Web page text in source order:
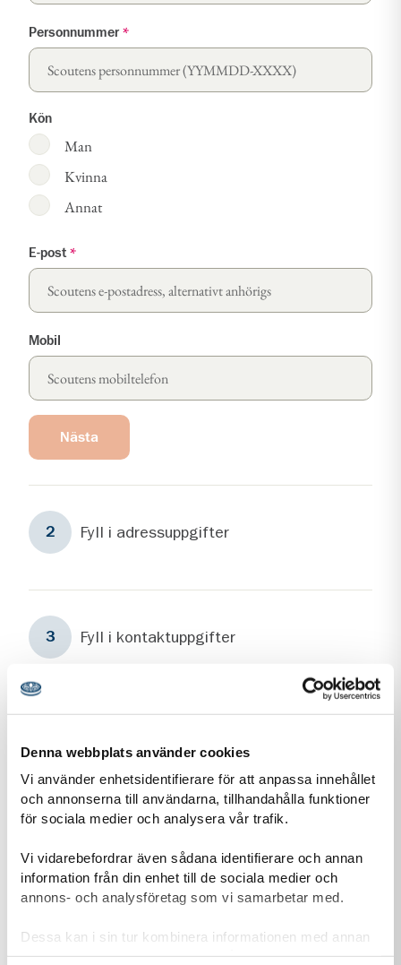
Denna webbplats använder cookies
Vi använder enhetsidentifierare för att anpassa innehållet
och annonserna till användarna, tillhandahålla funktioner
för sociala medier och analysera vår trafik.
Vi vidarebefordrar även sådana identifierare och annan
information från din enhet till de sociala medier och
annons- och analysföretag som vi samarbetar med.
Dessa kan i sin tur kombinera informationen med annan
information som du har tillhandahållit eller som de har
Personnummer *
Kön
Man
Kvinna
Annat
E-post *
Mobil
Nästa
2 Steg2
Fyll i adressuppgifter
3 Steg3
Fyll i kontaktuppgifter
Vi vill att du ska känna dig trygg när du kontaktar oss.
Därför vill vi berätta om vår hantering av
personuppgifter och om dataskyddsförordningen
Läs mer om vår personuppgiftshantering